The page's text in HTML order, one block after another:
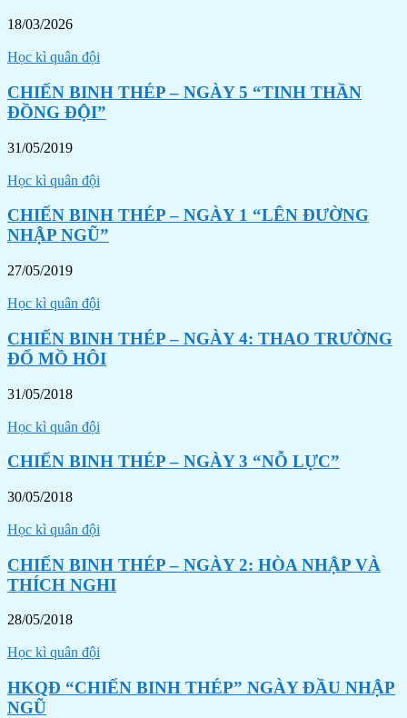
18/03/2026
Học kì quân đội
CHIẾN BINH THÉP – NGÀY 5 “TINH THẦN
ĐỒNG ĐỘI”
31/05/2019
Học kì quân đội
CHIẾN BINH THÉP – NGÀY 1 “LÊN ĐƯỜNG
NHẬP NGŨ”
27/05/2019
Học kì quân đội
CHIẾN BINH THÉP – NGÀY 4: THAO TRƯỜNG
ĐỔ MỒ HÔI
31/05/2018
Học kì quân đội
CHIẾN BINH THÉP – NGÀY 3 “NỖ LỰC”
30/05/2018
Học kì quân đội
CHIẾN BINH THÉP – NGÀY 2: HÒA NHẬP VÀ
THÍCH NGHI
28/05/2018
Học kì quân đội
HKQĐ “CHIẾN BINH THÉP” NGÀY ĐẦU NHẬP
NGŨ